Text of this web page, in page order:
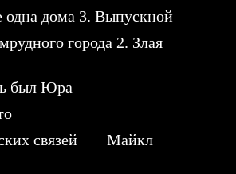
одна дома 3. Выпускной
города 2. Злая
был Юра
связей
Майкл